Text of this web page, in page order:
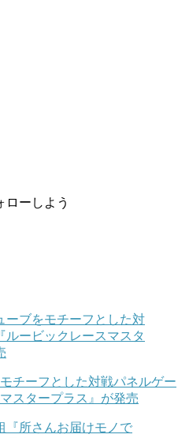
ローしよう
チーフとした対戦パネルゲー
スタープラス』が発売